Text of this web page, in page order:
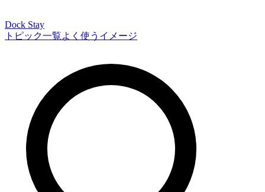
Dock Stay
トピック一覧よく使うイメージ